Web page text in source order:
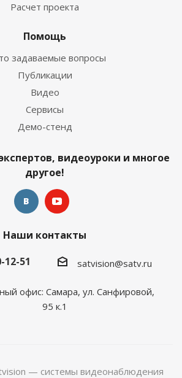
Расчет проекта
Помощь
задаваемые вопросы
Публикации
Видео
Сервисы
Демо-стенд
видеоуроки и многое
другое!
Наши контакты
12-51
satvision@satv.ru
офис: Самара, ул. Санфировой,
95 к.1
— системы видеонаблюдения